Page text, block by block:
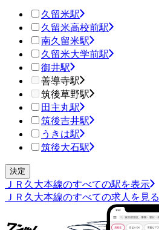
久留米駅
久留米高校前駅
南久留米駅
久留米大学前駅
御井駅
善導寺駅
筑後草野駅
田主丸駅
筑後吉井駅
うきは駅
筑後大石駅
ＪＲ久大本線のすべての駅を表示
ＪＲ久大本線のすべての求人を見る